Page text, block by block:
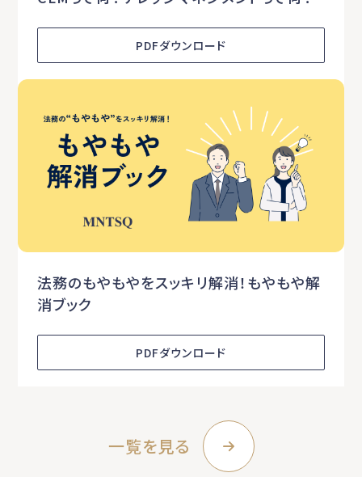
PDFダウンロード
法務のもやもやをスッキリ解消！もやもや解
消ブック
PDFダウンロード
一覧を見る